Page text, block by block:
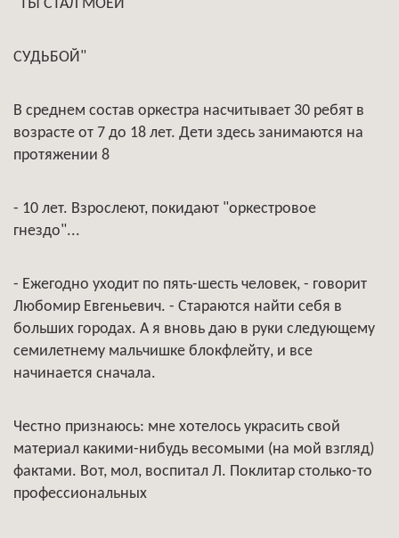
"ТЫ СТАЛ МОЕЙ
СУДЬБОЙ"
В среднем состав оркестра насчитывает 30 ребят в
возрасте от 7 до 18 лет. Дети здесь занимаются на
протяжении 8
- 10 лет. Взрослеют, покидают "оркестровое
гнездо"...
- Ежегодно уходит по пять-шесть человек, - говорит
Любомир Евгеньевич. - Стараются найти себя в
больших городах. А я вновь даю в руки следующему
семилетнему мальчишке блокфлейту, и все
начинается сначала.
Честно признаюсь: мне хотелось украсить свой
материал какими-нибудь весомыми (на мой взгляд)
фактами. Вот, мол, воспитал Л. Поклитар столько-то
профессиональных